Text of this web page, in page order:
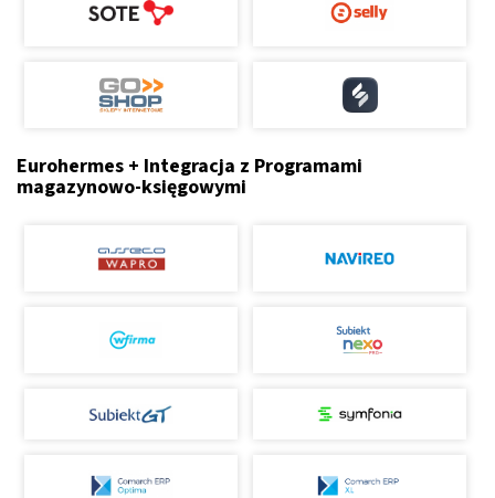
Eurohermes + Integracja z Programami
magazynowo-księgowymi